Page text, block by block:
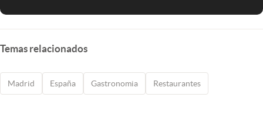
Temas relacionados
Madrid España Gastronomia Restaurantes